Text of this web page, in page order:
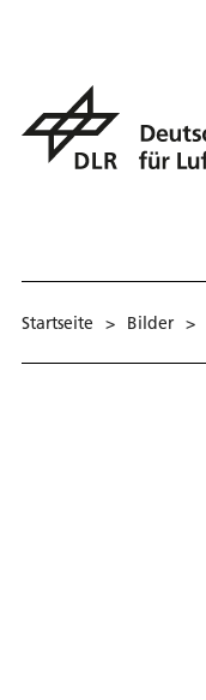
Startseite > Bilder >